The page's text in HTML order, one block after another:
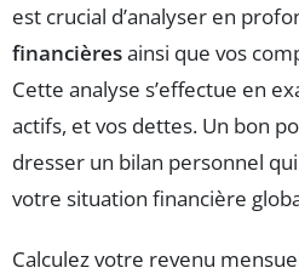
est crucial d’analyser en
financièresainsi que vos
Cette analyse s’effectue en
actifs, et vos dettes. Un bon
dresser un bilan personnel
votre situation financière
Calculez votre revenu